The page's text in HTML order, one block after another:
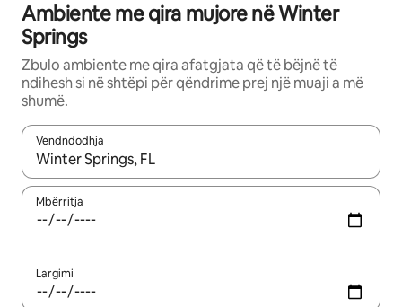
Ambiente me qira mujore në Winter
Springs
Zbulo ambiente me qira afatgjata që të bëjnë të
ndihesh si në shtëpi për qëndrime prej një muaji a më
shumë.
Vendndodhja
Kur rezultatet të jenë të disponueshme, lëviz me butonat e
Mbërritja
Largimi